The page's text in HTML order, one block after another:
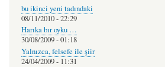
bu ikinci yeni tadındaki
08/11/2010 - 22:29
Harıka bır oyku …
30/08/2009 - 01:18
Yalnızca, felsefe ile şiir
24/04/2009 - 11:31